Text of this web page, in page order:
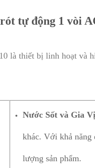
tự động 1 vòi
là thiết bị linh hoạt và
Nước Sốt và Gia Vị
khác. Với khả năng
lượng sản phẩm.